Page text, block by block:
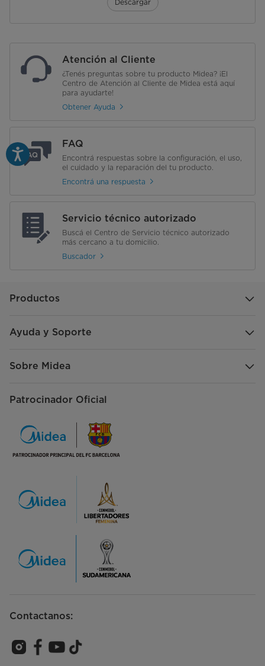
Descargar
Atención al Cliente
¿Tenés preguntas sobre tu producto Midea? ¡El
Centro de Atención al Cliente de Midea está aquí
para ayudarte!
Obtener Ayuda
FAQ
Encontrá respuestas sobre la configuración, el uso,
el cuidado y la reparación del tu producto.
Encontrá una respuesta
Servicio técnico autorizado
Buscá el Centro de Servicio técnico autorizado
más cercano a tu domicilio.
Buscador
Productos
Ayuda y Soporte
Sobre Midea
Patrocinador Oficial
Contactanos: